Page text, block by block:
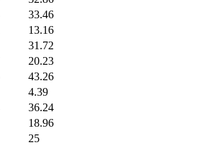
33.46
13.16
31.72
20.23
43.26
4.39
36.24
18.96
25